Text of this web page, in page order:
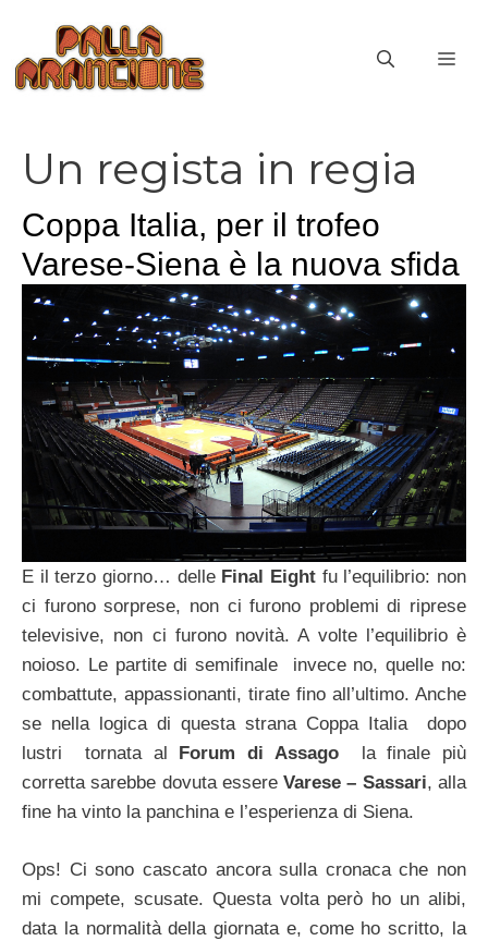
contenuto
Un regista in regia
Coppa Italia, per il trofeo
Varese-Siena è la nuova sfida
E il terzo giorno… delle Final Eight fu l’equilibrio: non
ci furono sorprese, non ci furono problemi di riprese
televisive, non ci furono novità. A volte l’equilibrio è
noioso. Le partite di semifinale invece no, quelle no:
combattute, appassionanti, tirate fino all’ultimo. Anche
se nella logica di questa strana Coppa Italia dopo
lustri tornata al Forum di Assagola finale più
corretta sarebbe dovuta essereVarese – Sassari, alla
fine ha vinto la panchina e l’esperienza di Siena.
Ops! Ci sono cascato ancora sulla cronaca che non
mi compete, scusate. Questa volta però ho un alibi,
data la normalità della giornata e, come ho scritto, la